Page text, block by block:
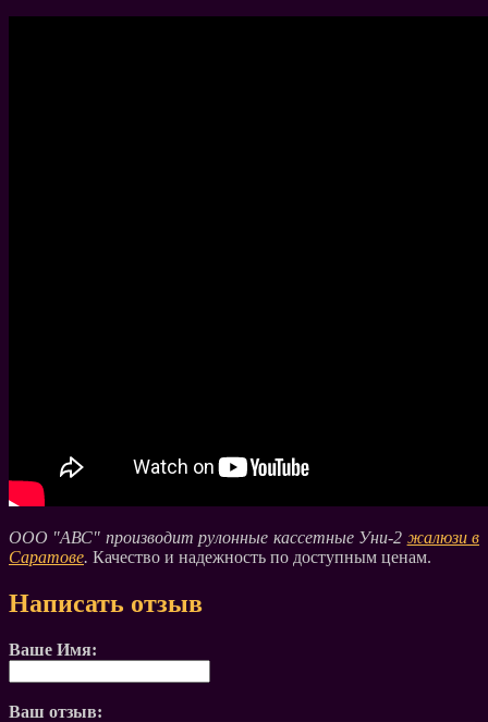
ООО "АВС" производит рулонные кассетные Уни-2 жалюзи в
Саратове. Качество и надежность по доступным ценам.
Написать отзыв
Ваше Имя:
Ваш отзыв: